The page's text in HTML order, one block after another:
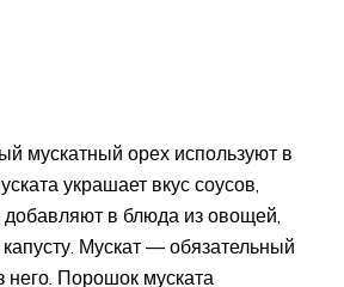
мускатный орех используют в
украшает вкус соусов,
в блюда из овощей,
Мускат — обязательный
него. Порошок муската